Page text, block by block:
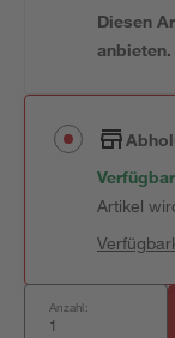
Diesen
anbieten.
Verfügbar
Artikel
Anzahl: